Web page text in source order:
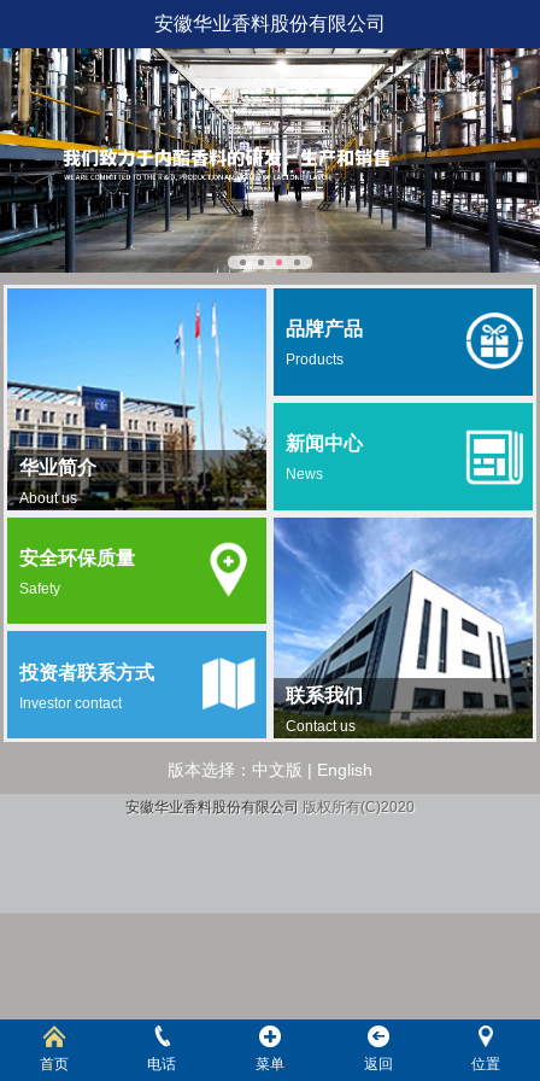
安徽华业香料股份有限公司
华业简介
About us
品牌产品
Products
新闻中心
News
联系我们
Contact us
安全环保质量
Safety
投资者联系方式
Investor contact
版本选择： 中文版 | English
安徽华业香料股份有限公司 版权所有(C)2020
首页 电话 菜单 返回 位置